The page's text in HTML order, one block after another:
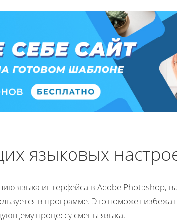
языковых
языка интерфейса в Adobe Photoshop,
в программе. Это поможет
процессу смены языка.